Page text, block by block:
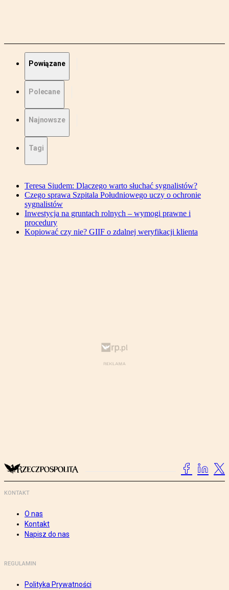
Powiązane
Polecane
Najnowsze
Tagi
Teresa Siudem: Dlaczego warto słuchać sygnalistów?
Czego sprawa Szpitala Południowego uczy o ochronie
sygnalistów
Inwestycja na gruntach rolnych – wymogi prawne i
procedury
Kopiować czy nie? GIIF o zdalnej weryfikacji klienta
KONTAKT
O nas
Kontakt
Napisz do nas
REGULAMIN
Polityka Prywatności